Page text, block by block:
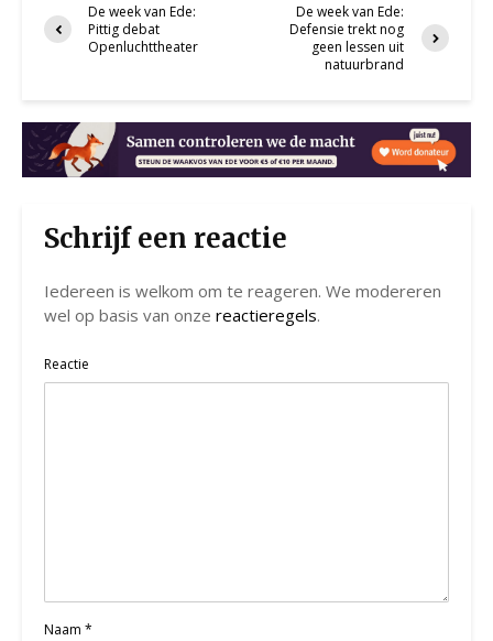
De week van Ede:
Pittig debat
Openluchttheater
De week van Ede:
Defensie trekt nog
geen lessen uit
natuurbrand
Schrijf een reactie
Iedereen is welkom om te reageren. We modereren
wel op basis van onze reactieregels.
Reactie
Naam *